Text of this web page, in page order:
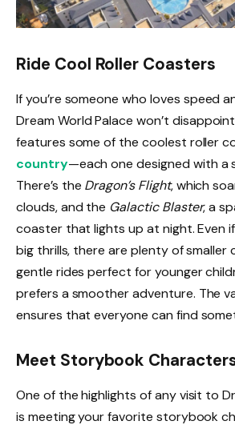
Ride Cool Roller Coasters
If you’re someone who loves speed
Dream World Palace won’t
features some of the coolest roller
country—each one designed with a
There’s the Dragon’s Flight, which
clouds, and the Galactic Blaster, a
coaster that lights up at night. Even
big thrills, there are plenty of smaller
gentle rides perfect for younger
prefers a smoother adventure. The
ensures that everyone can find
Meet Storybook
One of the highlights of any visit to
is meeting your favorite storybook